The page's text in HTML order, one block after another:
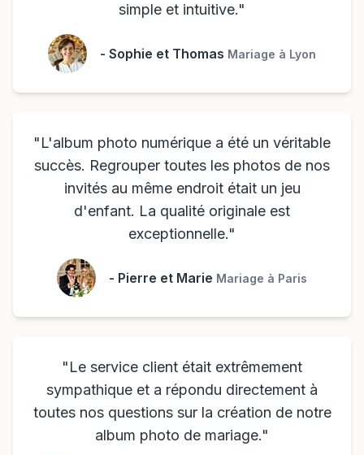
simple et intuitive."
- Sophie et Thomas Mariage à Lyon
"L'album photo numérique a été un véritable
succès. Regrouper toutes les photos de nos
invités au même endroit était un jeu
d'enfant. La qualité originale est
exceptionnelle."
- Pierre et Marie Mariage à Paris
"Le service client était extrêmement
sympathique et a répondu directement à
toutes nos questions sur la création de notre
album photo de mariage."